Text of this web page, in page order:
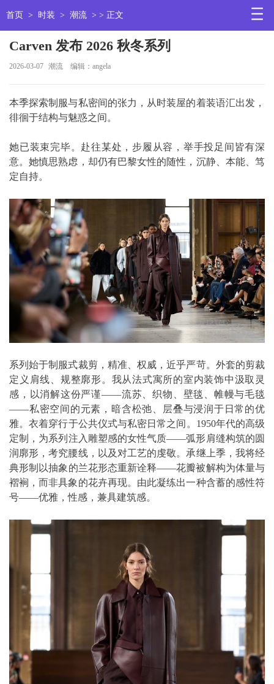
首页 > 时装 > 潮流 > > 正文
Carven 发布 2026 秋冬系列
2026-03-07 潮流 编辑：angela
本季探索制服与私密间的张力，从时装屋的着装语汇出发，
徘徊于结构与魅惑之间。
她已装束完毕。赴往某处，步履从容，举手投足间皆有深
意。她慎思熟虑，却仍有巴黎女性的随性，沉静、本能、笃
定自持。
系列始于制服式裁剪，精准、权威，近乎严苛。外套的剪裁
定义肩线、规整廓形。我从法式寓所的室内装饰中汲取灵
感，以消解这份严谨——流苏、织物、壁毯、帷幔与毛毯
——私密空间的元素，暗含松弛、层叠与浸润于日常的优
雅。衣着穿行于公共仪式与私密日常之间。1950年代的高级
定制，为系列注入雕塑感的女性气质——弧形肩缝构筑的圆
润廓形，考究腰线，以及对工艺的虔敬。承继上季，我将经
典形制以抽象的兰花形态重新诠释——花瓣被解构为体量与
褶裥，而非具象的花卉再现。由此凝练出一种含蓄的感性符
号——优雅，性感，兼具建筑感。